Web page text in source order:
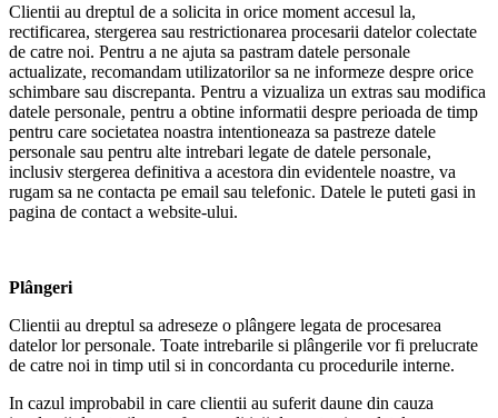
Clientii au dreptul de a solicita in orice moment accesul la,
rectificarea, stergerea sau restrictionarea procesarii datelor colectate
de catre noi. Pentru a ne ajuta sa pastram datele personale
actualizate, recomandam utilizatorilor sa ne informeze despre orice
schimbare sau discrepanta. Pentru a vizualiza un extras sau modifica
datele personale, pentru a obtine informatii despre perioada de timp
pentru care societatea noastra intentioneaza sa pastreze datele
personale sau pentru alte intrebari legate de datele personale,
inclusiv stergerea definitiva a acestora din evidentele noastre, va
rugam sa ne contacta pe email sau telefonic. Datele le puteti gasi in
pagina de contact a website-ului.
Plângeri
Clientii au dreptul sa adreseze o plângere legata de procesarea
datelor lor personale. Toate intrebarile si plângerile vor fi prelucrate
de catre noi in timp util si in concordanta cu procedurile interne.
In cazul improbabil in care clientii au suferit daune din cauza